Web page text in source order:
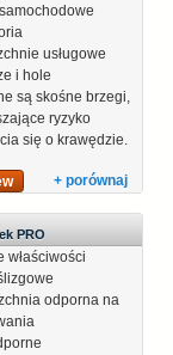
usługowe
i hole
są skośne brzegi,
ryzyko
się o krawędzie.
+ porównaj
PRO
właściwości
odporna na